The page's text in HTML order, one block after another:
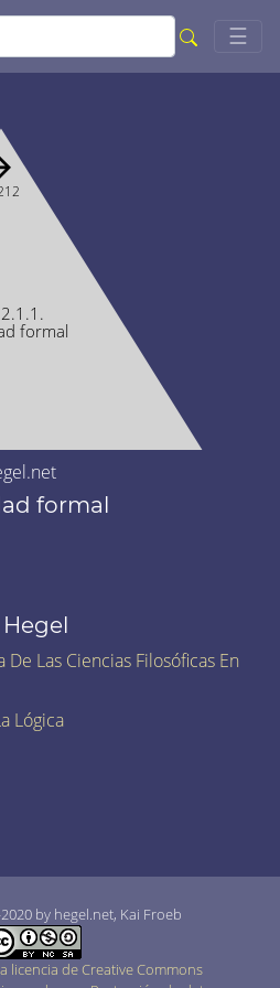
☰
formal
formal
Las Ciencias Filosóficas En
Lógica
by hegel.net, Kai Froeb
licencia de Creative Commons